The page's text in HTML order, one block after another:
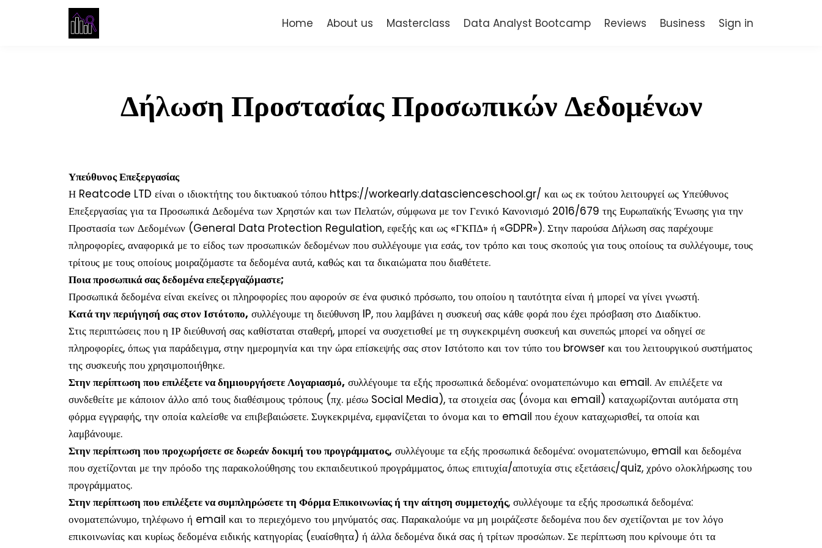
Home About us Masterclass Data Analyst Bootcamp Reviews Business Sign in
Δήλωση Προστασίας Προσωπικών Δεδομένων
Υπεύθυνος Επεξεργασίας
Η Reatcode LTD είναι ο ιδιοκτήτης του δικτυακού τόπου https://workearly.datascienceschool.gr/ και ως εκ τούτου λειτουργεί ως Υπεύθυνος
Επεξεργασίας για τα Προσωπικά Δεδομένα των Χρηστών και των Πελατών, σύμφωνα με τον Γενικό Κανονισμό 2016/679 της Ευρωπαϊκής Ένωσης για την
Προστασία των Δεδομένων (General Data Protection Regulation, εφεξής και ως «ΓΚΠΔ» ή «GDPR»). Στην παρούσα Δήλωση σας παρέχουμε
πληροφορίες, αναφορικά με το είδος των προσωπικών δεδομένων που συλλέγουμε για εσάς, τον τρόπο και τους σκοπούς για τους οποίους τα συλλέγουμε, τους
τρίτους με τους οποίους μοιραζόμαστε τα δεδομένα αυτά, καθώς και τα δικαιώματα που διαθέτετε.
Ποια προσωπικά σας δεδομένα επεξεργαζόμαστε;
Προσωπικά δεδομένα είναι εκείνες οι πληροφορίες που αφορούν σε ένα φυσικό πρόσωπο, του οποίου η ταυτότητα είναι ή μπορεί να γίνει γνωστή.
Κατά την περιήγησή σας στον Ιστότοπο, συλλέγουμε τη διεύθυνση IP, που λαμβάνει η συσκευή σας κάθε φορά που έχει πρόσβαση στο Διαδίκτυο.
Στις περιπτώσεις που η ΙΡ διεύθυνσή σας καθίσταται σταθερή, μπορεί να συσχετισθεί με τη συγκεκριμένη συσκευή και συνεπώς μπορεί να οδηγεί σε
πληροφορίες, όπως για παράδειγμα, στην ημερομηνία και την ώρα επίσκεψής σας στον Ιστότοπο και τον τύπο του browser και του λειτουργικού συστήματος
της συσκευής που χρησιμοποιήθηκε.
Στην περίπτωση που επιλέξετε να δημιουργήσετε Λογαριασμό, συλλέγουμε τα εξής προσωπικά δεδομένα: ονοματεπώνυμο και email. Αν επιλέξετε να
συνδεθείτε με κάποιον άλλο από τους διαθέσιμους τρόπους (πχ. μέσω Social Media), τα στοιχεία σας (όνομα και email) καταχωρίζονται αυτόματα στη
φόρμα εγγραφής, την οποία καλείσθε να επιβεβαιώσετε. Συγκεκριμένα, εμφανίζεται το όνομα και το email που έχουν καταχωρισθεί, τα οποία και
λαμβάνουμε.
Στην περίπτωση που προχωρήσετε σε δωρεάν δοκιμή του προγράμματος, συλλέγουμε τα εξής προσωπικά δεδομένα: ονοματεπώνυμο, email και δεδομένα
που σχετίζονται με την πρόοδο της παρακολούθησης του εκπαιδευτικού προγράμματος, όπως επιτυχία/αποτυχία στις εξετάσεις/quiz, χρόνο ολοκλήρωσης του
προγράμματος.
Στην περίπτωση που επιλέξετε να συμπληρώσετε τη Φόρμα Επικοινωνίας ή την αίτηση συμμετοχής, συλλέγουμε τα εξής προσωπικά δεδομένα:
ονοματεπώνυμο, τηλέφωνο ή email και το περιεχόμενο του μηνύματός σας. Παρακαλούμε να μη μοιράζεστε δεδομένα που δεν σχετίζονται με τον λόγο
επικοινωνίας και κυρίως δεδομένα ειδικής κατηγορίας (ευαίσθητα) ή άλλα δεδομένα δικά σας ή τρίτων προσώπων. Σε περίπτωση που κρίνουμε ότι τα